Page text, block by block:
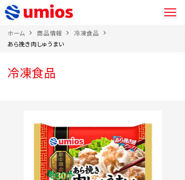
ホーム 商品情報
冷凍食品
あら挽き肉しゅうまい
冷凍食品